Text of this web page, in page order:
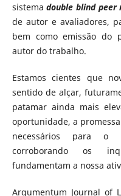
sistemadouble blind peer
de autor e avaliadores,
bem como emissão do
autor do trabalho.
Estamos cientes que
sentido de alçar,
patamar ainda mais
oportunidade, a
necessários para o
corroborando os
fundamentam a nossa
Argumentum Journal of